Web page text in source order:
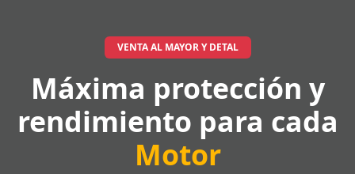
VENTA AL MAYOR Y DETAL
Máxima protección y
rendimiento para cada
Motor